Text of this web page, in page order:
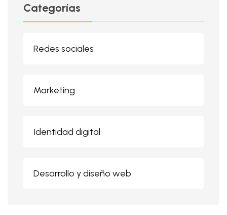
Categorías
Redes sociales
Marketing
Identidad digital
Desarrollo y diseño web